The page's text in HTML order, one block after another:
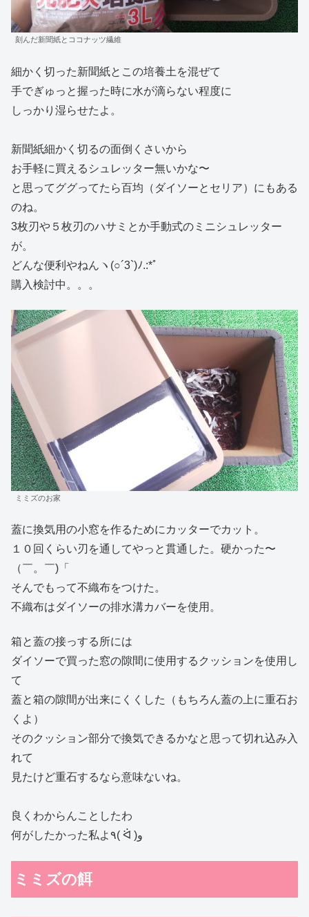
刻んだ新聞紙とココナッツ繊維
細かく切った新聞紙とこの培養土を混ぜて
手でぎゅっと握った時に水が滴らない程度に
しっかり湿らせたよ。
新聞紙細かく切るの面倒くさいから
お手軽に買えるシュレッター無いかな〜
と思ってググってたら百均（ダイソーとセリア）にもある
のね。
3枚刃や５枚刃のハサミとか手動式のミニシュレッター
が。
どんな便利やねんヽ(○´3`)ﾉ.:*ﾟ
購入検討中。。。
ミミズのお家
蓋に換気用の小窓を作るためにカッターでカット。
１０回くらい刃を通してやっと貫通した。硬かった〜
（￣。￣)「
そんでもって不織布をつけた。
不織布はダイソーの排水溝カバーを使用。
箱と蓋の接っする所には
ダイソーで買った窓の隙間に使用するクッションを使用し
て
蓋と箱の隙間が出来にくくした（もちろん蓋の上に重石お
くよ）
そのクッション部分で換気できるかなと思って切れ込み入
れて
見たけど重石するなら意味ないね。
良くわからんことしたわ
何がしたかった私よ٩( ᐛ )و
ミミズの餌